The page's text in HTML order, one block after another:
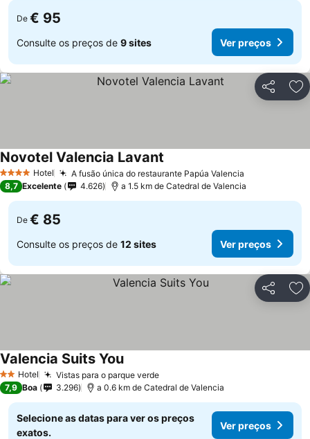
De € 95
Consulte os preços de 9 sites Ver preços
Partilhar
4 EstrelasHotel A fusão única do restaurante Papúa Valencia
Novotel Valencia Lavant
8,7 Excelente 4.626 a 1.5 km de Catedral de Valencia
De € 85
Consulte os preços de 12 sites Ver preços
Partilhar
2 Estrelas
Hotel Vistas para o parque verde
Valencia Suits You
7,9 Boa 3.296 a 0.6 km de Catedral de Valencia
Selecione as datas para ver os preços
exatos.
Ver preços